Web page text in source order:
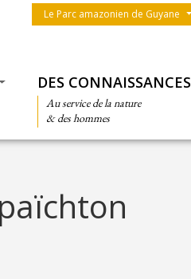
Menu du parc
Le Parc amazonien de Guyane
DES CONNAISSANCES
Au service de la nature
& des hommes